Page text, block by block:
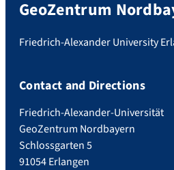
GeoZentrum
Friedrich-Alexander University
Contact and Directions
Friedrich-Alexander-Universität
GeoZentrum Nordbayern
Schlossgarten 5
91054 Erlangen